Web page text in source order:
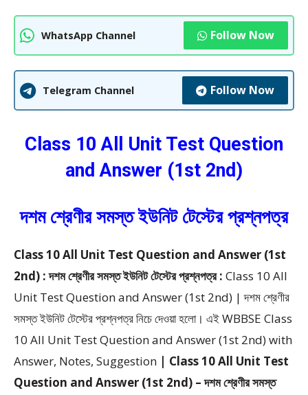
WhatsApp Channel Follow Now
Telegram Channel Follow Now
Class 10 All Unit Test Question
and Answer (1st 2nd)
দশম শ্রেণীর সমস্ত ইউনিট টেস্টের প্রশ্নপত্র
Class 10 All Unit Test Question and Answer (1st
2nd) : দশম শ্রেণীর সমস্ত ইউনিট টেস্টের প্রশ্নপত্র : Class 10 All
Unit Test Question and Answer (1st 2nd) | দশম শ্রেণীর
সমস্ত ইউনিট টেস্টের প্রশ্নপত্রনিচে দেওয়া হলো। এই WBBSE Class
10 All Unit Test Question and Answer (1st 2nd) with
Answer, Notes, Suggestion | Class 10 All Unit Test
Question and Answer (1st 2nd) – দশম শ্রেণীর সমস্ত